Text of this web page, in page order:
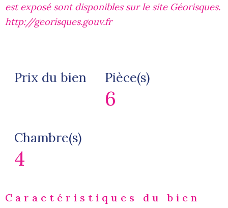
est exposé sont disponibles sur le site Géorisques.
http://georisques.gouv.fr
Prix du bien Pièce(s)
6
Chambre(s)
4
Caractéristiques du bien